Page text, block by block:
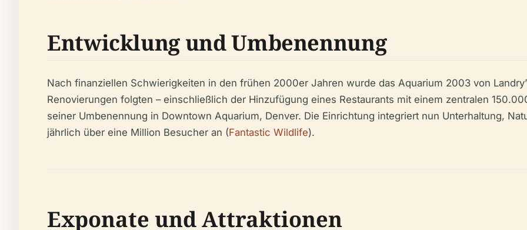
Entwicklung und Umbenennung
Nach finanziellen Schwierigkeiten in den frühen 2000er Jahren wurde das Aquarium 2003 von
Renovierungen folgten – einschließlich der Hinzufügung eines Restaurants mit einem zentralen
seiner Umbenennung in Downtown Aquarium, Denver. Die Einrichtung integriert nun Unterhaltung,
jährlich über eine Million Besucher an (Fantastic Wildlife).
Exponate und Attraktionen